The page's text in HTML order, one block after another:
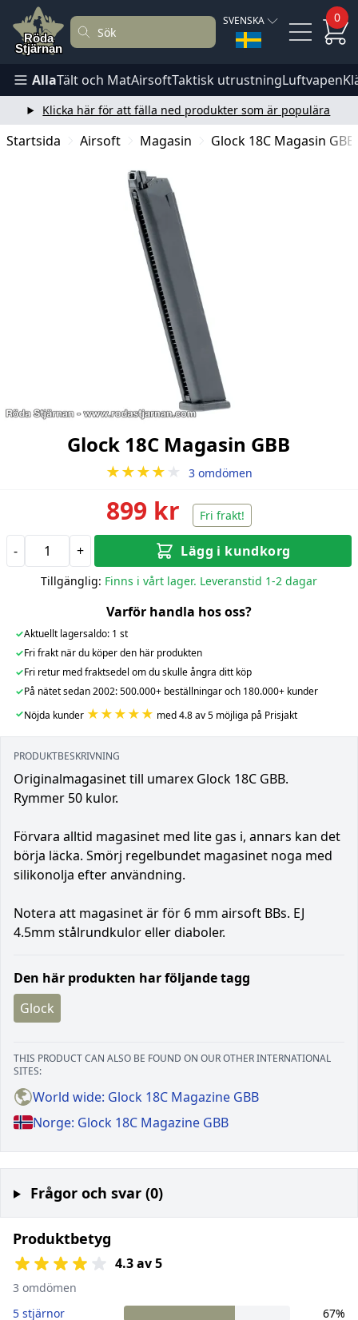
SVENSKA 0
AllaTält och MatAirsoftTaktisk utrustningLuftvapen
Klicka här för att fälla ned produkter som är populära
Startsida Airsoft Magasin Glock 18C Magasin GBB
Glock 18C Magasin GBB
★★★★ ★ 3 omdömen
899 kr Fri frakt!
- + Lägg i kundkorg
Tillgänglig: Finns i vårt lager. Leveranstid 1-2 dagar
Varför handla hos oss?
✓Aktuellt lagersaldo: 1 st
✓Fri frakt när du köper den här produkten
✓Fri retur med fraktsedel om du skulle ångra ditt köp
✓På nätet sedan 2002: 500.000+ beställningar och 180.000+ kunder
✓Nöjda kunder ★★★★★ med 4.8 av 5 möjliga på Prisjakt
PRODUKTBESKRIVNING
Originalmagasinet till umarex Glock 18C GBB.
Rymmer 50 kulor.
Förvara alltid magasinet med lite gas i, annars kan det
börja läcka. Smörj regelbundet magasinet noga med
silikonolja efter användning.
Notera att magasinet är för 6 mm airsoft BBs. EJ
4.5mm stålrundkulor eller diaboler.
Den här produkten har följande tagg
Glock
THIS PRODUCT CAN ALSO BE FOUND ON OUR OTHER INTERNATIONAL
SITES:
World wide: Glock 18C Magazine GBB
Norge: Glock 18C Magazine GBB
Frågor och svar (0)
Produktbetyg
4.3 av 5
3 omdömen
5 stjärnor
67%